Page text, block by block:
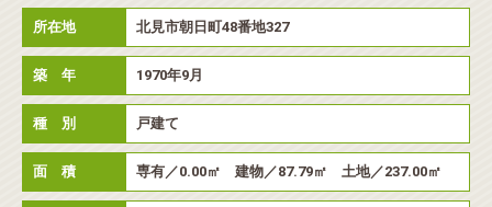
エリア
所在地 北見市朝日町48番地327
築 年 1970年9月
種 別 戸建て
面 積 専有／0.00㎡ 建物／87.79㎡ 土地／237.00㎡